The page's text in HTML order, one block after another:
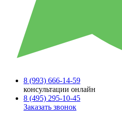
8 (993) 666-14-59
консультации онлайн
8 (495) 295-10-45
Заказать звонок